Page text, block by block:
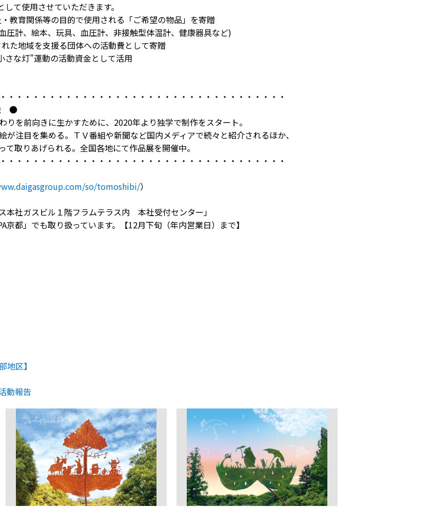
て使用させていただきます。
目的で使用される「ご希望の物品」を寄贈
具、血圧計、非接触型体温計、健康器具など)
援る団体への活動費として寄贈
動の活動資金として活用
・・・・・・・・・・・・・・・・・・・・・・・・・・・・・・・・・・
●
を前向きに生かすために、2020年より独学で制作をスタート。
注目を集める。ＴＶ番組や新聞など国内メディアで続々と紹介されるほか、
取りあげられる。全国各地にて作品展を開催中。
・・・・・・・・・・・・・・・・・・・・・・・・・・・・・・・・・・
so/tomoshibi/）
社ガスビル１階フラムテラス内 本社受付センター」
京都」でも取り扱っています。【12月下旬（年内営業日）まで】
地区】
動報告